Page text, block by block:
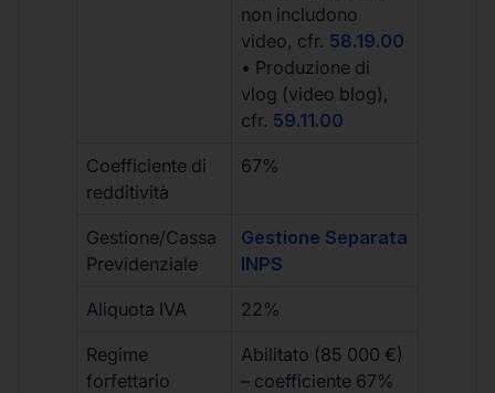
non includono
video, cfr. 58.19.00
• Produzione di
vlog (video blog),
cfr. 59.11.00
Coefficiente di
redditività
67%
Gestione/Cassa
Previdenziale
Gestione Separata
INPS
Aliquota IVA 22%
Regime
forfettario
Abilitato (85 000 €)
– coefficiente 67%